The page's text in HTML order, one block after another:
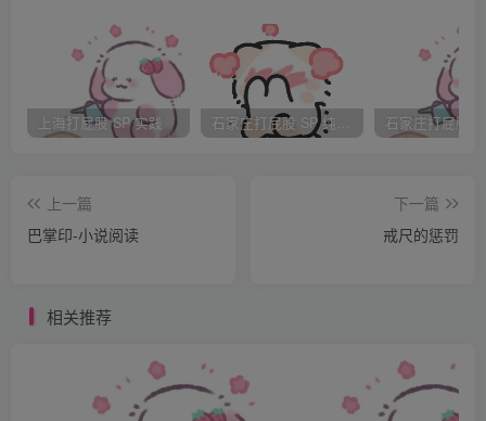
姐小腿儿，勿得拨来勿得开。伸手摸姐小足儿，小足细细上
随着小曲，珍珍摆出了把两只小脚搭上男子双肩的姿势，任
玉……两面又栽杨柳树 ，当中走马又行舟，两面拨开小路
中，当中堪塔菜瓜棚……”
男子却觉得十分得趣，最后一泻如注！
给了她十五元钱。说这是对她假扮中学生的处罚，不服的话
就送巡捕房治罪。珍珍哪里敢争辩，拿了钱就走。在走廊里
上海打屁股 SP 实践 石家庄打屁股 SP 纯实践
上一篇
巴掌印-小说阅读
下一篇
戒尺的惩罚
相关推荐